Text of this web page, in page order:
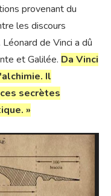
provenant du
les discours
de Vinci a dû
et Galilée. Da Vinci
Il
secrètes
»